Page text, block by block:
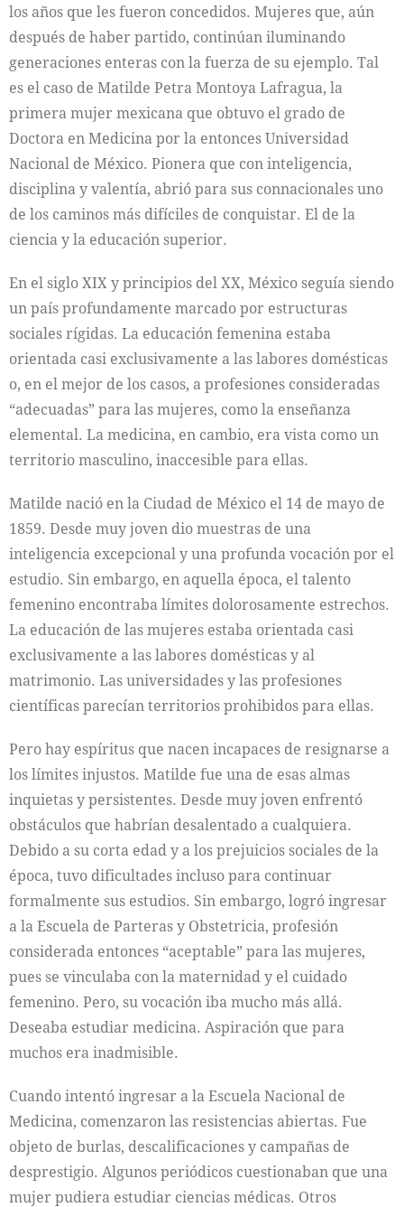
los años que les fueron concedidos. Mujeres que, aún
después de haber partido, continúan iluminando
generaciones enteras con la fuerza de su ejemplo. Tal
es el caso de Matilde Petra Montoya Lafragua, la
primera mujer mexicana que obtuvo el grado de
Doctora en Medicina por la entonces Universidad
Nacional de México. Pionera que con inteligencia,
disciplina y valentía, abrió para sus connacionales uno
de los caminos más difíciles de conquistar. El de la
ciencia y la educación superior.
En el siglo XIX y principios del XX, México seguía siendo
un país profundamente marcado por estructuras
sociales rígidas. La educación femenina estaba
orientada casi exclusivamente a las labores domésticas
o, en el mejor de los casos, a profesiones consideradas
“adecuadas” para las mujeres, como la enseñanza
elemental. La medicina, en cambio, era vista como un
territorio masculino, inaccesible para ellas.
Matilde nació en la Ciudad de México el 14 de mayo de
1859. Desde muy joven dio muestras de una
inteligencia excepcional y una profunda vocación por el
estudio. Sin embargo, en aquella época, el talento
femenino encontraba límites dolorosamente estrechos.
La educación de las mujeres estaba orientada casi
exclusivamente a las labores domésticas y al
matrimonio. Las universidades y las profesiones
científicas parecían territorios prohibidos para ellas.
Pero hay espíritus que nacen incapaces de resignarse a
los límites injustos. Matilde fue una de esas almas
inquietas y persistentes. Desde muy joven enfrentó
obstáculos que habrían desalentado a cualquiera.
Debido a su corta edad y a los prejuicios sociales de la
época, tuvo dificultades incluso para continuar
formalmente sus estudios. Sin embargo, logró ingresar
a la Escuela de Parteras y Obstetricia, profesión
considerada entonces “aceptable” para las mujeres,
pues se vinculaba con la maternidad y el cuidado
femenino. Pero, su vocación iba mucho más allá.
Deseaba estudiar medicina. Aspiración que para
muchos era inadmisible.
Cuando intentó ingresar a la Escuela Nacional de
Medicina, comenzaron las resistencias abiertas. Fue
objeto de burlas, descalificaciones y campañas de
desprestigio. Algunos periódicos cuestionaban que una
mujer pudiera estudiar ciencias médicas. Otros